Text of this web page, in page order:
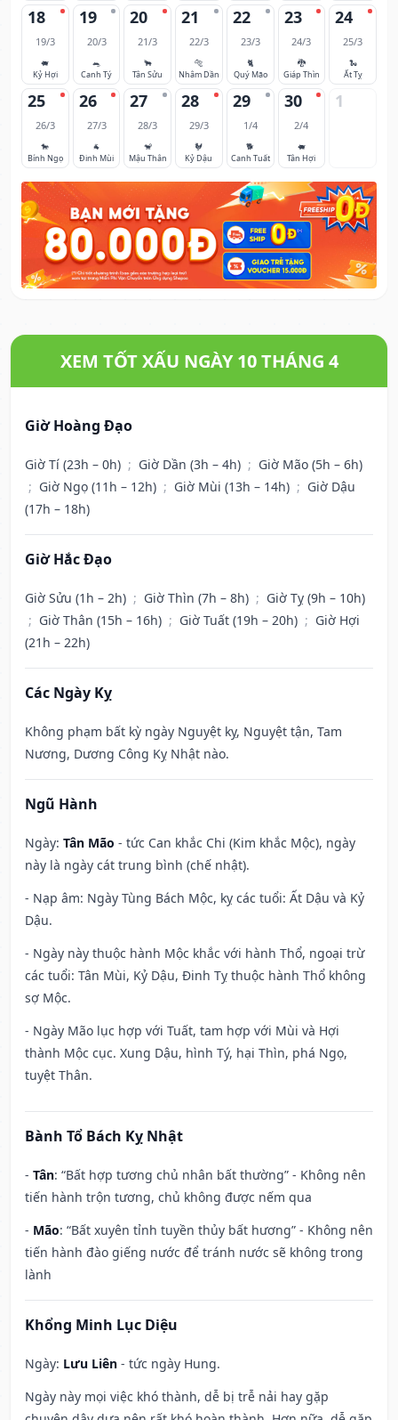
18
19/3
🐖
Kỷ Hợi
19
20/3
🐀
Canh Tý
20
21/3
🐂
Tân Sửu
21
22/3
🐅
Nhâm Dần
22
23/3
🐈
Quý Mão
23
24/3
🐉
Giáp Thìn
24
25/3
🐍
Ất Tỵ
25
26/3
🐎
Bính Ngọ
26
27/3
🐐
Đinh Mùi
27
28/3
🐒
Mậu Thân
28
29/3
🐓
Kỷ Dậu
29
1/4
🐕
Canh Tuất
30
2/4
🐖
Tân Hợi
1
XEM TỐT XẤU NGÀY 10 THÁNG 4
Giờ Hoàng Đạo
Giờ Tí (23h – 0h) ; Giờ Dần (3h – 4h) ; Giờ Mão (5h – 6h)
; Giờ Ngọ (11h – 12h) ; Giờ Mùi (13h – 14h) ; Giờ Dậu
(17h – 18h)
Giờ Hắc Đạo
Giờ Sửu (1h – 2h) ; Giờ Thìn (7h – 8h) ; Giờ Tỵ (9h – 10h)
; Giờ Thân (15h – 16h) ; Giờ Tuất (19h – 20h) ; Giờ Hợi
(21h – 22h)
Các Ngày Kỵ
Không phạm bất kỳ ngày Nguyệt kỵ, Nguyệt tận, Tam
Nương, Dương Công Kỵ Nhật nào.
Ngũ Hành
Ngày: Tân Mão - tức Can khắc Chi (Kim khắc Mộc), ngày
này là ngày cát trung bình (chế nhật).
- Nạp âm: Ngày Tùng Bách Mộc, kỵ các tuổi: Ất Dậu và Kỷ
Dậu.
- Ngày này thuộc hành Mộc khắc với hành Thổ, ngoại trừ
các tuổi: Tân Mùi, Kỷ Dậu, Đinh Tỵ thuộc hành Thổ không
sợ Mộc.
- Ngày Mão lục hợp với Tuất, tam hợp với Mùi và Hợi
thành Mộc cục. Xung Dậu, hình Tý, hại Thìn, phá Ngọ,
tuyệt Thân.
Bành Tổ Bách Kỵ Nhật
- Tân: “Bất hợp tương chủ nhân bất thường” - Không nên
tiến hành trộn tương, chủ không được nếm qua
- Mão: “Bất xuyên tỉnh tuyền thủy bất hương” - Không nên
tiến hành đào giếng nước để tránh nước sẽ không trong
lành
Khổng Minh Lục Diệu
Ngày: Lưu Liên - tức ngày Hung.
Ngày này mọi việc khó thành, dễ bị trễ nải hay gặp